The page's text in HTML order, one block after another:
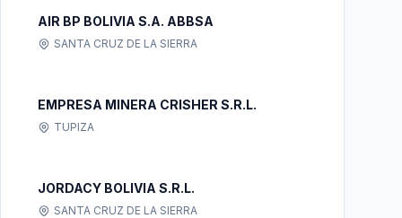
AIR BP BOLIVIA S.A. ABBSA
SANTA CRUZ DE LA SIERRA
EMPRESA MINERA CRISHER S.R.L.
TUPIZA
JORDACY BOLIVIA S.R.L.
SANTA CRUZ DE LA SIERRA